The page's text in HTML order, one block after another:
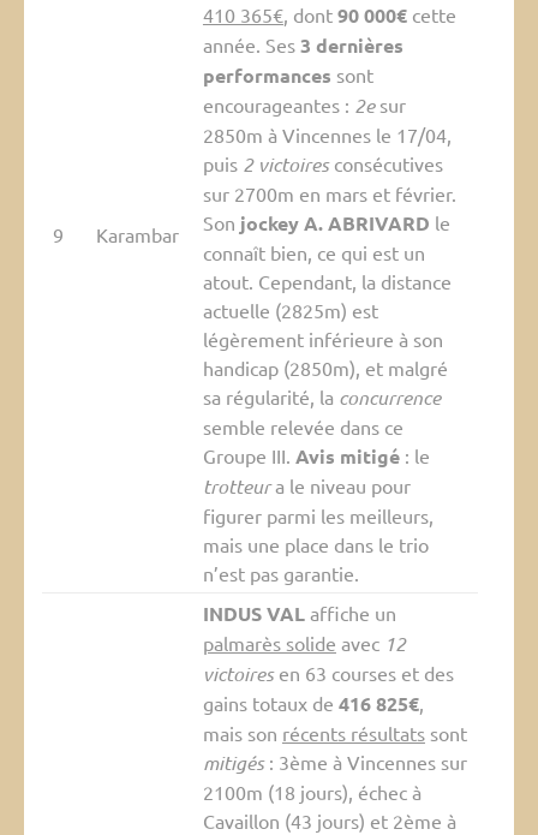
9 Karambar
410 365€, dont 90 000€cette
année. Ses 3 dernières
performances sont
encourageantes : 2esur
2850m à Vincennes le 17/04,
puis 2 victoiresconsécutives
sur 2700m en mars et février.
Son jockey A. ABRIVARD le
connaît bien, ce qui est un
atout. Cependant, la distance
actuelle (2825m) est
légèrement inférieure à son
handicap (2850m), et malgré
sa régularité, la concurrence
semble relevée dans ce
Groupe III. Avis mitigé: le
trotteura le niveau pour
figurer parmi les meilleurs,
mais une place dans le trio
n’est pas garantie.
INDUS VALaffiche un
palmarès solide avec 12
victoiresen 63 courses et des
gains totaux de 416 825€,
mais son récents résultatssont
mitigés: 3ème à Vincennes sur
2100m (18 jours), échec à
Cavaillon (43 jours) et 2ème à